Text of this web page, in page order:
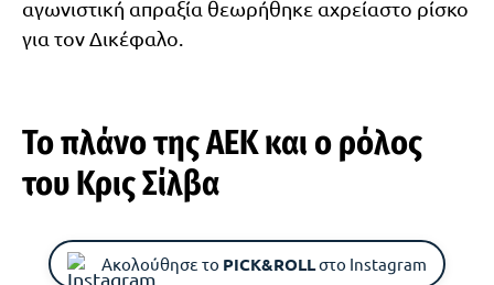
αγωνιστική απραξία θεωρήθηκε αχρείαστο ρίσκο
για τον Δικέφαλο.
Το πλάνο της ΑΕΚ και ο ρόλος
του Κρις Σίλβα
Ακολούθησε το PICK&ROLLστο Instagram